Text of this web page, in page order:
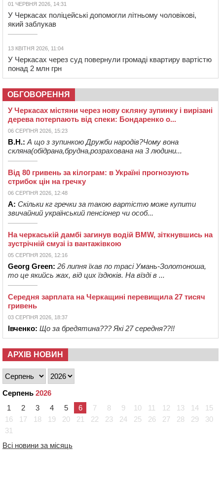
01 ЧЕРВНЯ 2026, 14:31
У Черкасах поліцейські допомогли літньому чоловікові,
який заблукав
13 КВІТНЯ 2026, 11:04
У Черкасах через суд повернули громаді квартиру вартістю
понад 2 млн грн
ОБГОВОРЕННЯ
У Черкасах містяни через нову скляну зупинку і вирізані
дерева потерпають від спеки: Бондаренко о...
06 СЕРПНЯ 2026, 15:23
В.Н.: А що з зупинкою Дружби народів?Чому вона
скляна(обідрана,брудна,розрахована на 3 людини...
Від 80 гривень за кілограм: в Україні прогнозують
стрибок цін на гречку
06 СЕРПНЯ 2026, 12:48
А: Скільки кг гречки за такою вартістю може купити
звичайний український пенсіонер чи особ...
На черкаській дамбі загинув водій BMW, зіткнувшись на
зустрічній смузі із вантажівкою
05 СЕРПНЯ 2026, 12:16
Georg Green: 26 липня їхав по трасі Умань-Золотоноша,
то це якийсь жах, від цих їздюків. На вїзді в ...
Середня зарплата на Черкащині перевищила 27 тисяч
гривень
03 СЕРПНЯ 2026, 18:37
Івченко: Що за бредятина??? Які 27 середня??!!
АРХІВ НОВИН
Серпень 2026
1
2 3 4 5 6 7 8 9 10 11 12 13 14
15
16
17 18 19 20 21 22 23 24 25 26 27 28 29
30
31
Всі новини за місяць